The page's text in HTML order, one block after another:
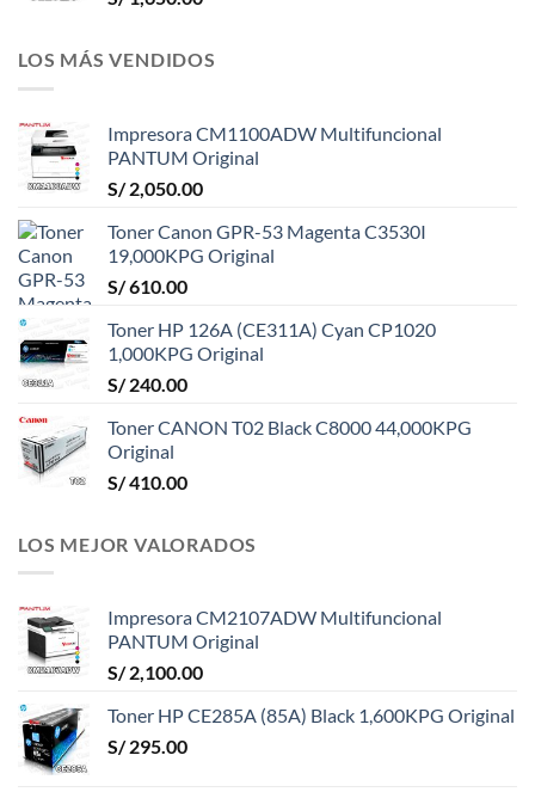
LOS MÁS VENDIDOS
Impresora CM1100ADW Multifuncional
PANTUM Original
S/2,050.00
Toner Canon GPR-53 Magenta C3530I
19,000KPG Original
S/610.00
Toner HP 126A (CE311A) Cyan CP1020
1,000KPG Original
S/240.00
Toner CANON T02 Black C8000 44,000KPG
Original
S/410.00
LOS MEJOR VALORADOS
Impresora CM2107ADW Multifuncional
PANTUM Original
S/2,100.00
Toner HP CE285A (85A) Black 1,600KPG Original
S/295.00